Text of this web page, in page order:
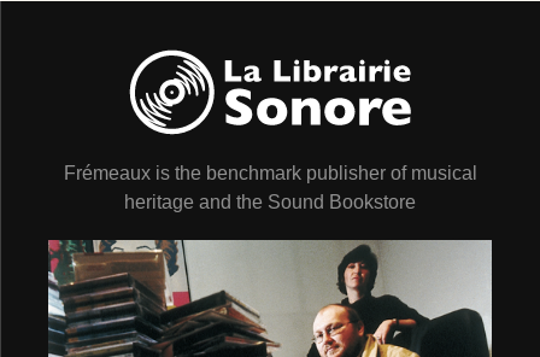
Frémeaux is the benchmark publisher of musical
heritage and the Sound Bookstore